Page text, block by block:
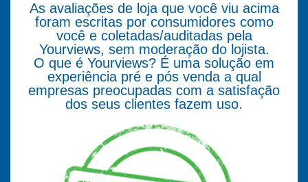
As avaliações de loja que você viu acima
foram escritas por consumidores como
você e coletadas/auditadas pela
Yourviews, sem moderação do lojista.
O que é Yourviews? É uma solução em
experiência pré e pós venda a qual
empresas preocupadas com a satisfação
dos seus clientes fazem uso.